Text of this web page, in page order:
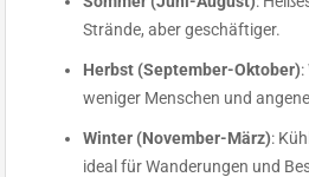
Strände, aber geschäftiger.
Herbst (September-Oktober):
weniger Menschen und
Winter (November-März):
ideal für Wanderungen und